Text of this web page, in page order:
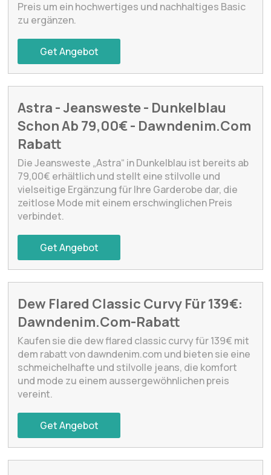
Preis um ein hochwertiges und nachhaltiges Basic
zu ergänzen.
Get Angebot
Astra - Jeansweste - Dunkelblau
Schon Ab 79,00€ - Dawndenim.Com
Rabatt
Die Jeansweste „Astra“ in Dunkelblau ist bereits ab
79,00€ erhältlich und stellt eine stilvolle und
vielseitige Ergänzung für Ihre Garderobe dar, die
zeitlose Mode mit einem erschwinglichen Preis
verbindet.
Get Angebot
Dew Flared Classic Curvy Für 139€:
Dawndenim.Com-Rabatt
Kaufen sie die dew flared classic curvy für 139€ mit
dem rabatt von dawndenim.com und bieten sie eine
schmeichelhafte und stilvolle jeans, die komfort
und mode zu einem aussergewöhnlichen preis
vereint.
Get Angebot